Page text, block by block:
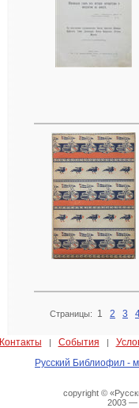
Страницы: 1 2 3
Контакты | События |
Русский Библиофил -
copyright ©
2003 —